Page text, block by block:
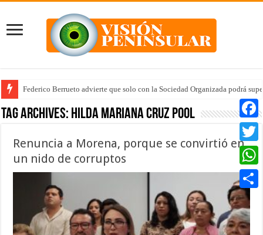
Federico Berrueto advierte que solo con la Sociedad Organizada podrá
Tag Archives: Hilda Mariana Cruz Pool
Renuncia a Morena, porque se convirtió en
un nido de corruptos
Twitter